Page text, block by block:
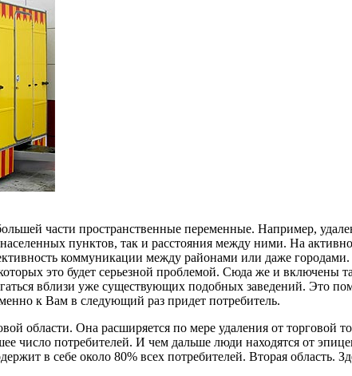
части пространственные переменные. Например,
пунктов, так и расстояния между ними. На
коммуникации между районами или даже
это будет серьезной проблемой. Сюда же и включены
вблизи уже существующих подобных заведений. Это
к Вам в следующий раз придет потребитель.
области. Она расширяется по мере удаления от
потребителей. И чем дальше люди находятся от
в себе около 80% всех потребителей. Вторая область.